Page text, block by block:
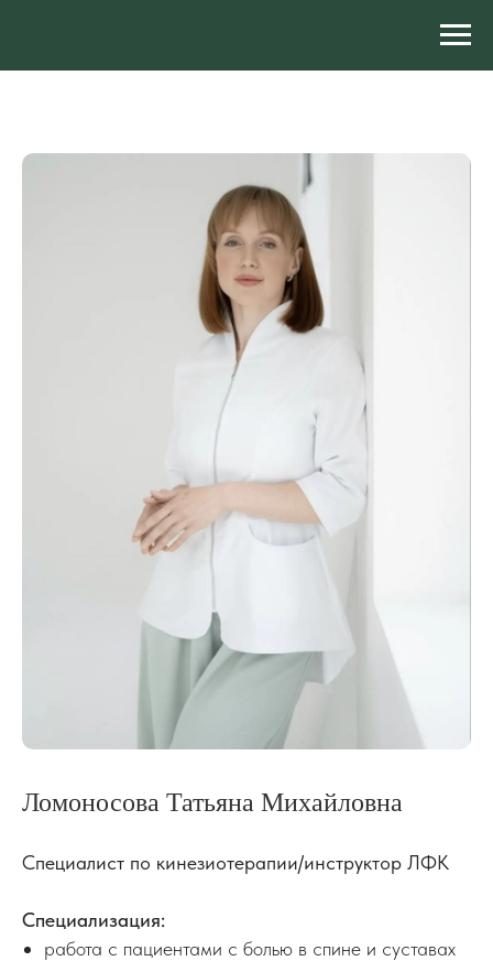
Ломоносова Татьяна Михайловна
Специалист по кинезиотерапии/инструктор ЛФК
Специализация:
работа с пациентами с болью в спине и суставах